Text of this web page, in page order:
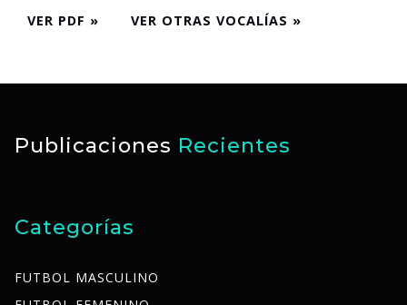
VER PDF » VER OTRAS VOCALÍAS »
Publicaciones Recientes
Categorías
FUTBOL MASCULINO